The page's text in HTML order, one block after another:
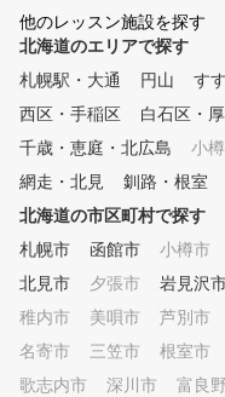
他のレッスン施設を探す
北海道のエリアで探す
札幌駅・大通
円山 す
西区・手稲区
白石区・
千歳・恵庭・北広島
小樽
網走・北見
釧路・根室
北海道の市区町村で探す
札幌市
函館市 小樽市
北見市
夕張市 岩見沢
稚内市
美唄市 芦別市
名寄市
三笠市 根室市
歌志内市
深川市 富良